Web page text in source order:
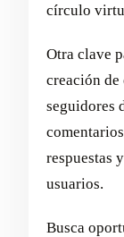
círculo
Otra clave
creación de
seguidores
respuestas
usuarios.
Busca